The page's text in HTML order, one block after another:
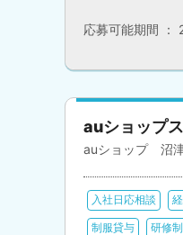
応募可能期間
auショップ
auショップ 沼津
入社日応相談
制服貸与 研修